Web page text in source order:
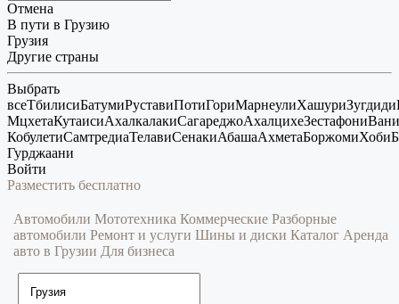
Отмена
В пути в Грузию
Грузия
Другие страны
Выбрать
всеТбилисиБатумиРуставиПотиГориМарнеулиХашуриЗугдиди
МцхетаКутаисиАхалкалакиСагареджоАхалцихеЗестафониВани
КобулетиСамтредиаТелавиСенакиАбашаАхметаБоржомиХоби
Гурджаани
Войти
Разместить бесплатно
Автомобили Мототехника Коммерческие Разборные
автомобили Ремонт и услуги Шины и диски Каталог Аренда
авто в Грузии Для бизнеса